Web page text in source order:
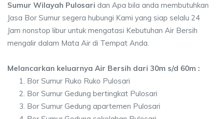
Sumur Wilayah Pulosari dan Apa bila anda membutuhkan
Jasa Bor Sumur segera hubungi Kami yang siap selalu 24
Jam nonstop libur untuk mengatasi Kebutuhan Air Bersih
mengalir dalam Mata Air di Tempat Anda.
Melancarkan keluarnya Air Bersih dari 30m s/d 60m :
Bor Sumur Ruko Ruko Pulosari
Bor Sumur Gedung bertingkat Pulosari
Bor Sumur Gedung apartemen Pulosari